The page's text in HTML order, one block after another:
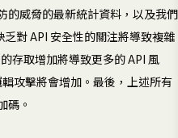
的威脅的最新統計資料，以及我們
對 API 安全性的關注將導致複雜
存取增加將導致更多的 API 風
攻擊將會增加。最後，上述所有
碼。